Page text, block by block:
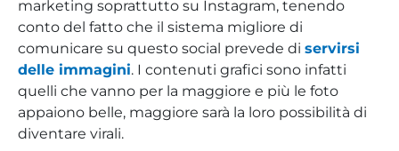
marketing soprattutto su Instagram, tenendo
conto del fatto che il sistema migliore di
comunicare su questo social prevede di servirsi
delle immagini. I contenuti grafici sono infatti
quelli che vanno per la maggiore e più le foto
appaiono belle, maggiore sarà la loro possibilità di
diventare virali.